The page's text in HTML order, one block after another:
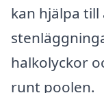
kan hjälpa
halkolyckor
runt poolen.